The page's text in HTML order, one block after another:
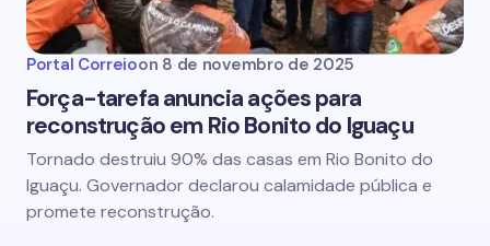
Portal Correioon 8 de novembro de 2025
Força-tarefa anuncia ações para
reconstrução em Rio Bonito do Iguaçu
Tornado destruiu 90% das casas em Rio Bonito do
Iguaçu. Governador declarou calamidade pública e
promete reconstrução.